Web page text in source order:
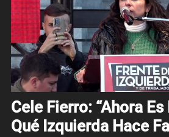
Cele Fierro: “Ahora
Qué Izquierda Hace